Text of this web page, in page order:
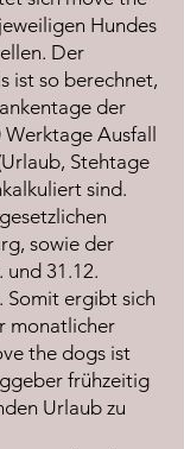
Hundes
Der
ist so berechnet,
der
Ausfall
Stehtage
sind.
sowie der
und 31.12.
Somit ergibt sich
monatlicher
the dogs ist
frühzeitig
Urlaub zu